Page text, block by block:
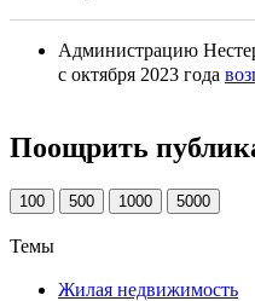
Администрацию
с октября 2023 года
Поощрить
100 500 1000 5000
Темы
Жилая недвижимость